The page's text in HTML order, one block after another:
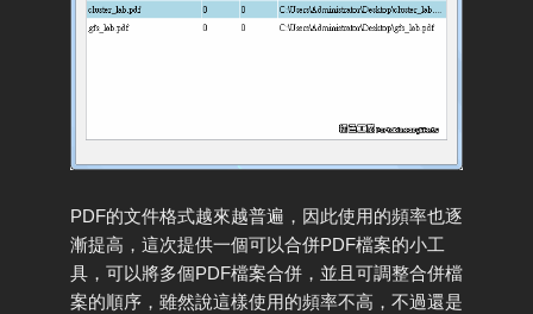
PDF的文件格式越來越普遍，因此使用的頻率也逐
漸提高，這次提供一個可以合併PDF檔案的小工
具，可以將多個PDF檔案合併，並且可調整合併檔
案的順序，雖然說這樣使用的頻率不高，不過還是